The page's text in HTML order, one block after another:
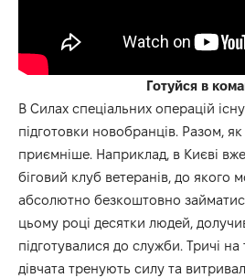
Готуйся в
В Силах спеціальних операцій
підготовки новобранців. Разом, як
приємніше. Наприклад, в Києві вже
біговий клуб ветеранів, до якого
абсолютно безкоштовно
цьому році десятки людей,
підготувалися до служби. Тричі
дівчата тренують силу та